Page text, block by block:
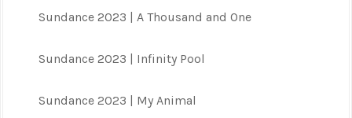
Sundance 2023 | A Thousand and One
Sundance 2023 | Infinity Pool
Sundance 2023 | My Animal